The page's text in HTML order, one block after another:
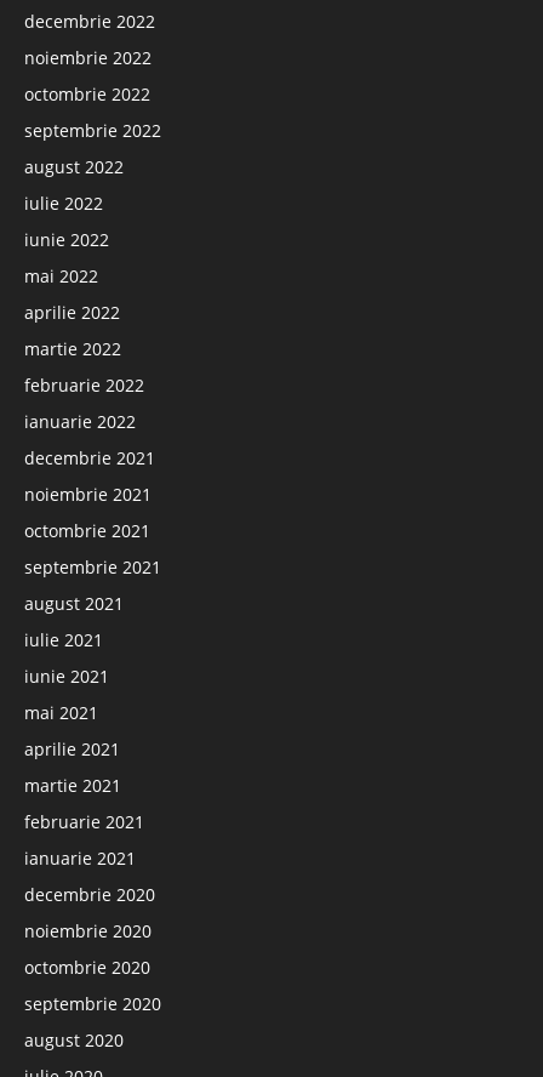
decembrie 2022
noiembrie 2022
octombrie 2022
septembrie 2022
august 2022
iulie 2022
iunie 2022
mai 2022
aprilie 2022
martie 2022
februarie 2022
ianuarie 2022
decembrie 2021
noiembrie 2021
octombrie 2021
septembrie 2021
august 2021
iulie 2021
iunie 2021
mai 2021
aprilie 2021
martie 2021
februarie 2021
ianuarie 2021
decembrie 2020
noiembrie 2020
octombrie 2020
septembrie 2020
august 2020